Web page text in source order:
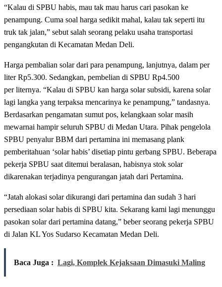
“Kalau di SPBU habis, mau tak mau harus cari pasokan ke
penampung. Cuma soal harga sedikit mahal, kalau tak seperti itu
truk tak jalan,” sebut salah seorang pelaku usaha transportasi
pengangkutan di Kecamatan Medan Deli.
Harga pembalian solar dari para penampung, lanjutnya, dalam per
liter Rp5.300. Sedangkan, pembelian di SPBU Rp4.500
per liternya. “Kalau di SPBU kan harga solar subsidi, karena solar
lagi langka yang terpaksa mencarinya ke penampung,” tandasnya.
Berdasarkan pengamatan sumut pos, kelangkaan solar masih
mewarnai hampir seluruh SPBU di Medan Utara. Pihak pengelola
SPBU penyalur BBM dari pertamina ini memasang plank
pemberitahuan ‘solar habis’ disetiap pintu gerbang SPBU. Beberapa
pekerja SPBU saat ditemui beralasan, habisnya stok solar
dikarenakan terjadinya pengurangan jatah dari Pertamina.
“Jatah alokasi solar dikurangi dari pertamina dan sudah 3 hari
persediaan solar habis di SPBU kita. Sekarang kami lagi menunggu
pasokan solar dari pertamina datang,” beber seorang pekerja SPBU
di Jalan KL Yos Sudarso Kecamatan Medan Deli.
Baca Juga : Lagi, Komplek Kejaksaan Dimasuki Maling